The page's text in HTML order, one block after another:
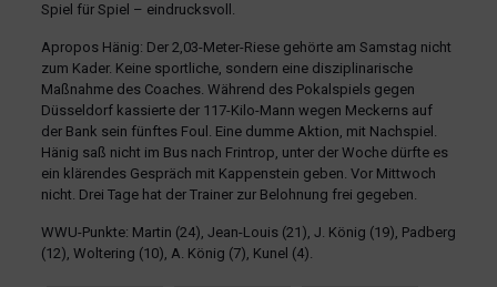
Spiel für Spiel – eindrucksvoll.
Apropos Hänig: Der 2,03-Meter-Riese gehörte am Samstag nicht
zum Kader. Keine sportliche, sondern eine disziplinarische
Maßnahme des Coaches. Während des Pokalspiels gegen
Düsseldorf kassierte der 117-Kilo-Mann wegen Meckerns auf
der Bank sein fünftes Foul. Eine dumme Aktion, mit Nachspiel.
Hänig saß nicht im Bus nach Frintrop, unter der Woche dürfte es
ein klärendes Gespräch mit Kappenstein geben. Vor Mittwoch
nicht. Drei Tage hat der Trainer zur Belohnung frei gegeben.
WWU-Punkte: Martin (24), Jean-Louis (21), J. König (19), Padberg
(12), Woltering (10), A. König (7), Kunel (4).